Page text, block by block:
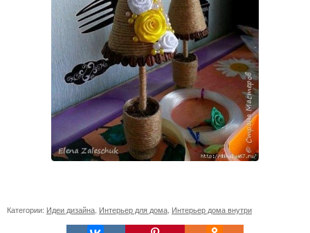
Категории: Идеи дизайна Интерьер для дома Интерьер дома внутри